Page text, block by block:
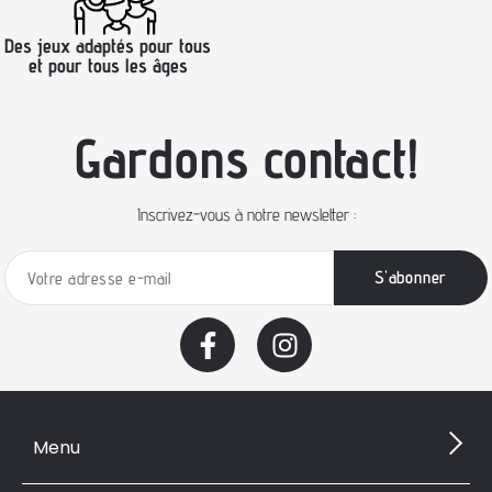
Des jeux adaptés pour tous
et pour tous les âges
Gardons contact!
Inscrivez-vous à notre newsletter :
Menu